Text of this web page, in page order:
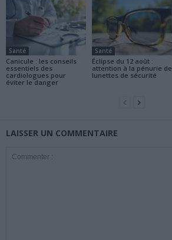
Santé
Canicule : les conseils
essentiels des
cardiologues pour
éviter le danger
Santé
Éclipse du 12 août :
attention à la pénurie de
lunettes de sécurité
LAISSER UN COMMENTAIRE